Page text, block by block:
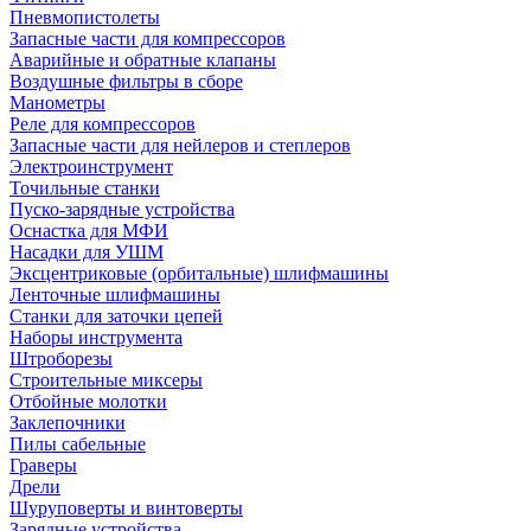
Пневмопистолеты
Запасные части для компрессоров
Аварийные и обратные клапаны
Воздушные фильтры в сборе
Манометры
Реле для компрессоров
Запасные части для нейлеров и степлеров
Электроинструмент
Точильные станки
Пуско-зарядные устройства
Оснастка для МФИ
Насадки для УШМ
Эксцентриковые (орбитальные) шлифмашины
Ленточные шлифмашины
Станки для заточки цепей
Наборы инструмента
Штроборезы
Строительные миксеры
Отбойные молотки
Заклепочники
Пилы сабельные
Граверы
Дрели
Шуруповерты и винтоверты